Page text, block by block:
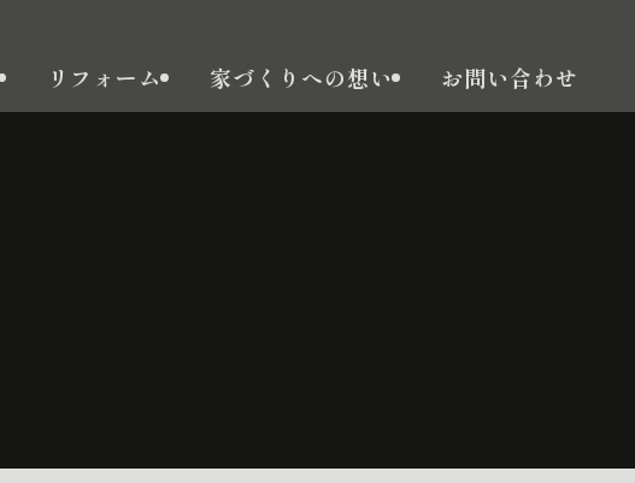
リフォーム 家づくりへの想い お問い合わせ